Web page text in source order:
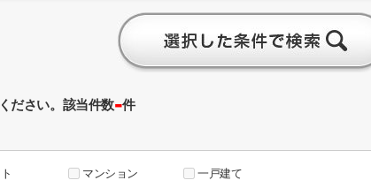
ださい。該当件数-件
マンション 一戸建て